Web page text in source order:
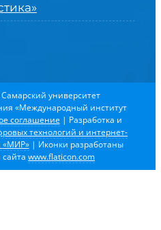
университет
«Международный институт
соглашение | Разработка и
технологий и интернет-
«МИР»| Иконки разработаны
сайта www.flaticon.com